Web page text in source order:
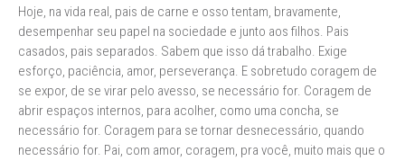
Hoje, na vida real, pais de carne e osso tentam, bravamente,
desempenhar seu papel na sociedade e junto aos filhos. Pais
casados, pais separados. Sabem que isso dá trabalho. Exige
esforço, paciência, amor, perseverança. E sobretudo coragem de
se expor, de se virar pelo avesso, se necessário for. Coragem de
abrir espaços internos, para acolher, como uma concha, se
necessário for. Coragem para se tornar desnecessário, quando
necessário for. Pai, com amor, coragem, pra você, muito mais que o